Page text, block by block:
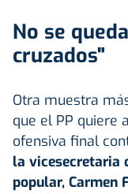
No se
cruzados"
Otra muestra
que el PP quiere
ofensiva final
la vicesecretaria
popular, Carmen